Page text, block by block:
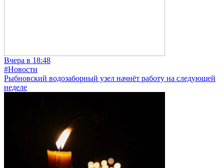
Вчера в 18:48
#Новости
Рыбновский водозаборный узел начнёт работу на следующей
неделе